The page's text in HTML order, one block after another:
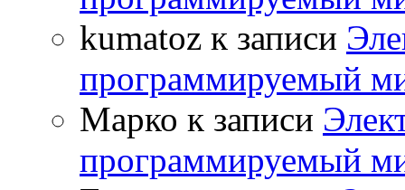
kumatoz к записи
программируемый
Марко к записи
программируемый